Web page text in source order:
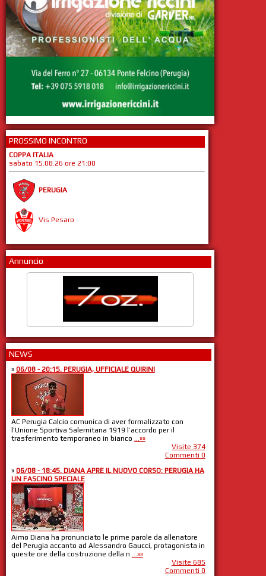
PROSSIMO INCONTRO
COPPA ITALIA
sabato 15.08.26 ore 21:00
PERUGIA
Vis Pesaro
Annuncio
NEWS
» 06/08 - 20:15. PERUGIA, UFFICIALE QUIRINI
AC Perugia Calcio comunica di aver formalizzato con
l’Unione Sportiva Salernitana 1919 l’accordo per il
trasferimento temporaneo in bianco ...»»
Visite 374
Commenti 0
» 06/08 - 18:45. DIANA APRE IL NUOVO CORSO: PERUGIA HA
UN FASCINO SPECIALE
Aimo Diana ha pronunciato le prime parole da allenatore
del Perugia accanto ad Alessandro Gaucci, protagonista in
queste ore della costruzione della n ...»»
Visite 685
Commenti 0